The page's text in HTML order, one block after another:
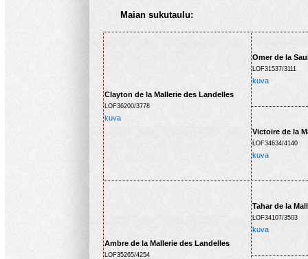
Maian sukutaulu:
Clayton de la Mallerie des Landelles
LOF36200/3778
kuva
Omer de la
LOF31537/3111
kuva
Victoire de la
LOF34634/4140
kuva
Ambre de la Mallerie des Landelles
LOF35265/4254
Tahar de la
LOF34107/3503
kuva